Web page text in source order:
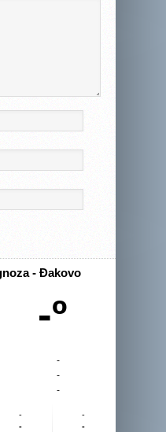
- Đakovo
-º
-
-
-
-
-
-
-